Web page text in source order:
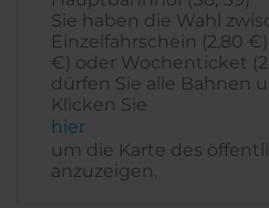
Sie haben die Wahl
Einzelfahrschein (2,80
€) oder Wochenticket
dürfen Sie alle Bahnen
Klicken Sie
hier
um die Karte des
anzuzeigen.